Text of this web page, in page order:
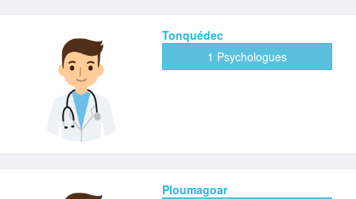
Tonquédec
1 Psychologues
Ploumagoar